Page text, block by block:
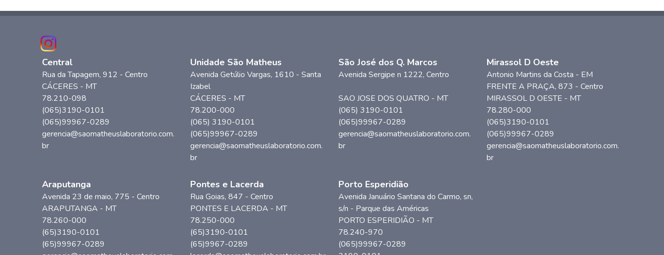
Central
Rua da Tapagem, 912 - Centro
CÁCERES - MT
78.210-098
(065)3190-0101
(065)99967-0289
gerencia@saomatheuslaboratorio.com.
br
Unidade São Matheus
Avenida Getúlio Vargas, 1610 - Santa
Izabel
CÁCERES - MT
78.200-000
(065) 3190-0101
(065)99967-0289
gerencia@saomatheuslaboratorio.com.
br
São José dos Q. Marcos
Avenida Sergipe n 1222, Centro
SAO JOSE DOS QUATRO - MT
(065) 3190-0101
(065)99967-0289
gerencia@saomatheuslaboratorio.com.
br
Mirassol D Oeste
Antonio Martins da Costa - EM
FRENTE A PRAÇA, 873 - Centro
MIRASSOL D OESTE - MT
78.280-000
(065)3190-0101
(065)99967-0289
gerencia@saomatheuslaboratorio.com.
br
Araputanga
Avenida 23 de maio, 775 - Centro
ARAPUTANGA - MT
78.260-000
(65)3190-0101
(65)99967-0289
Pontes e Lacerda
Rua Goias, 847 - Centro
PONTES E LACERDA - MT
78.250-000
(65)3190-0101
(65)9967-0289
Porto Esperidião
Avenida Januário Santana do Carmo, sn,
s/n - Parque das Américas
PORTO ESPERIDIÃO - MT
78.240-970
(065)99967-0289